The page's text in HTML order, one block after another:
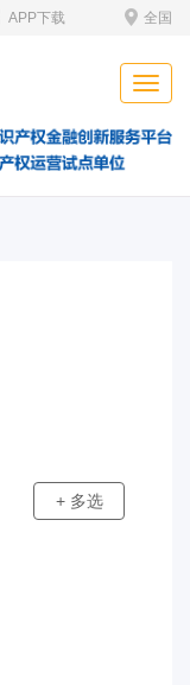
全国
APP下载
Toggle
+ 多选